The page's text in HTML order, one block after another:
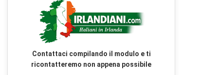
Contattaci compilando il modulo e ti
ricontatteremo non appena possibile